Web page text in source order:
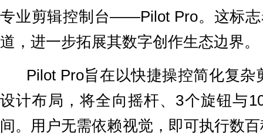
专业剪辑控制台——Pilot Pro。这标
道，进一步拓展其数字创作生态边界。
Pilot Pro旨在以快捷操控简化复杂
设计布局，将全向摇杆、3个旋钮与
间。用户无需依赖视觉，即可执行数